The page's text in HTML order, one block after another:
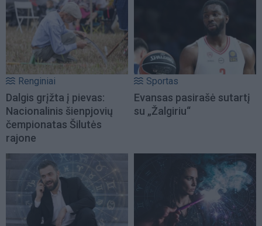
Renginiai
Dalgis grįžta į pievas:
Nacionalinis šienpjovių
čempionatas Šilutės
rajone
Sportas
Evansas pasirašė sutartį
su „Žalgiriu“